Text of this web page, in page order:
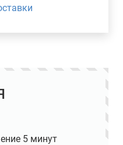
5 минут